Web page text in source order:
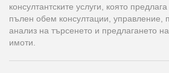
консултантските услуги, която
пълен обем консултации, управление,
анализ на търсенето и предлагането
имоти.